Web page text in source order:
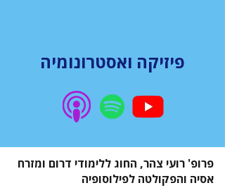
פיזיקה ואסטרונומיה
פרופ' רועי צהר, החוג ללימודי דרום ומזרח
אסיה והפקולטה לפילוסופיה